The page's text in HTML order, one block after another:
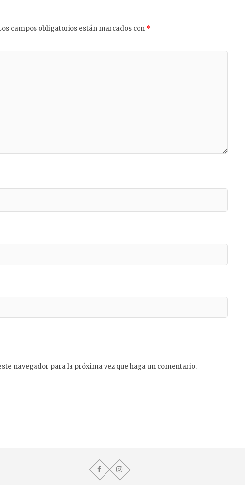
campos obligatorios están marcados con *
navegador para la próxima vez que haga un comentario.